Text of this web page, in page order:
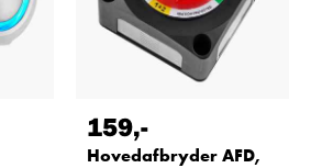
159,-
Hovedafbryder AFD,